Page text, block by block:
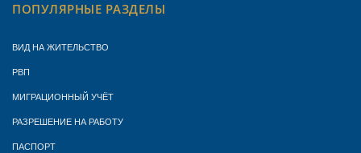
ПОПУЛЯРНЫЕ РАЗДЕЛЫ
ВИД НА ЖИТЕЛЬСТВО
РВП
МИГРАЦИОННЫЙ УЧЁТ
РАЗРЕШЕНИЕ НА РАБОТУ
ПАСПОРТ